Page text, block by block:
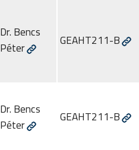
Dr. Bencs
Péter
GEAHT211-B
Dr. Bencs
Péter
GEAHT211-B